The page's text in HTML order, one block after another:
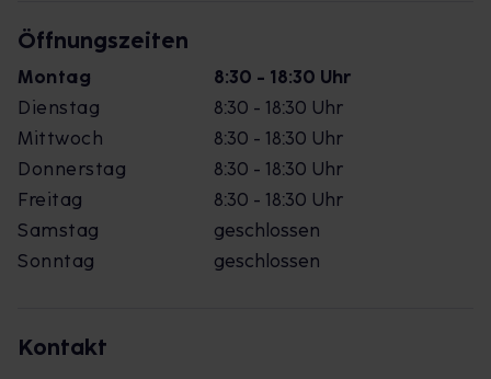
Öffnungszeiten
Montag
8:30 - 18:30 Uhr
Dienstag
8:30 - 18:30 Uhr
Mittwoch
8:30 - 18:30 Uhr
Donnerstag
8:30 - 18:30 Uhr
Freitag
8:30 - 18:30 Uhr
Samstag
geschlossen
Sonntag
geschlossen
Kontakt